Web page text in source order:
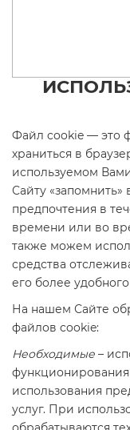
Файл cookie — это
храниться в
используемом
Сайту «запомнить»
предпочтения в
времени или во
также можем
средства
его более
На нашем Сайте
файлов cookie:
Необходимые –
использования
услуг. При